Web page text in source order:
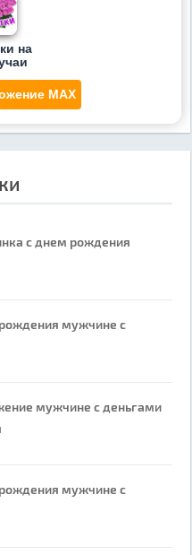
на
MAX
с днем рождения
мужчине с
мужчине с деньгами
мужчине с